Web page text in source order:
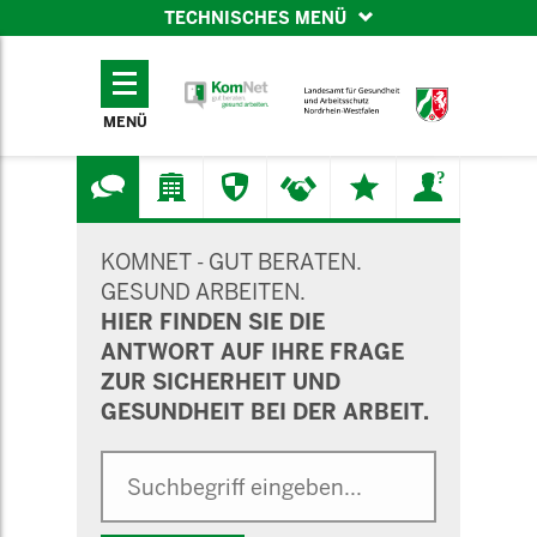
TECHNISCHES MENÜ
TECHNISCHES
MENÜ
KOMNET - GUT BERATEN.
GESUND ARBEITEN.
HIER FINDEN SIE DIE
ANTWORT AUF IHRE FRAGE
ZUR SICHERHEIT UND
GESUNDHEIT BEI DER ARBEIT.